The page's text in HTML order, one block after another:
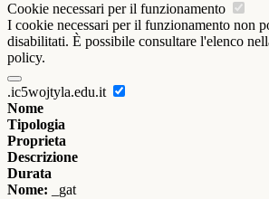
Cookie necessari per il funzionamento
I cookie necessari per il funzionamento non
disabilitati. È possibile consultare l'elenco
policy.
.ic5wojtyla.edu.it
Nome
Tipologia
Proprieta
Descrizione
Durata
Nome: _gat